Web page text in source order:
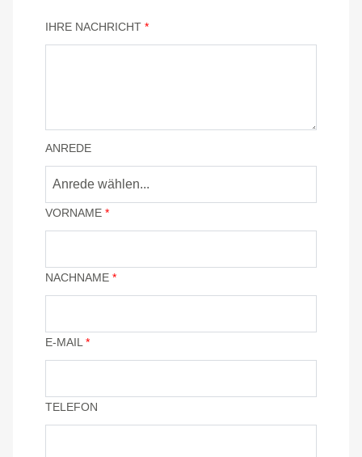
IHRE NACHRICHT *
ANREDE
Anrede wählen...
VORNAME *
NACHNAME *
E-MAIL *
TELEFON